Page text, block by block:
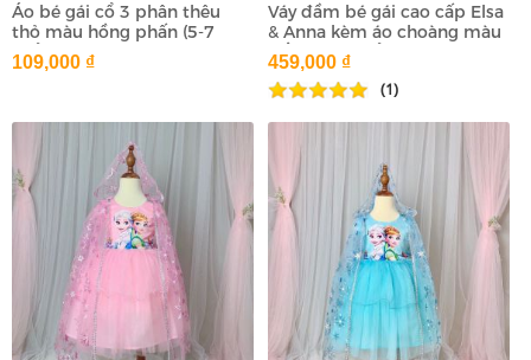
Áo bé gái cổ 3 phân thêu
thỏ màu hồng phấn (5-7
Tuổi)
109,000 ₫
Váy đầm bé gái cao cấp Elsa
& Anna kèm áo choàng màu
trắng (2-8 tuổi)
459,000 ₫
(1)